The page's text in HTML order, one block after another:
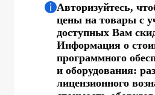
Авторизуйтесь,
цены на товары с
доступных Вам
Информация о
программного
и оборудования:
лицензионного